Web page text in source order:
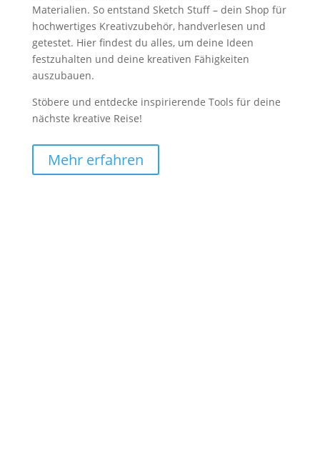
Materialien. So entstand Sketch Stuff – dein Shop für
hochwertiges Kreativzubehör, handverlesen und
getestet. Hier findest du alles, um deine Ideen
festzuhalten und deine kreativen Fähigkeiten
auszubauen.
Stöbere und entdecke inspirierende Tools für deine
nächste kreative Reise!
Mehr erfahren